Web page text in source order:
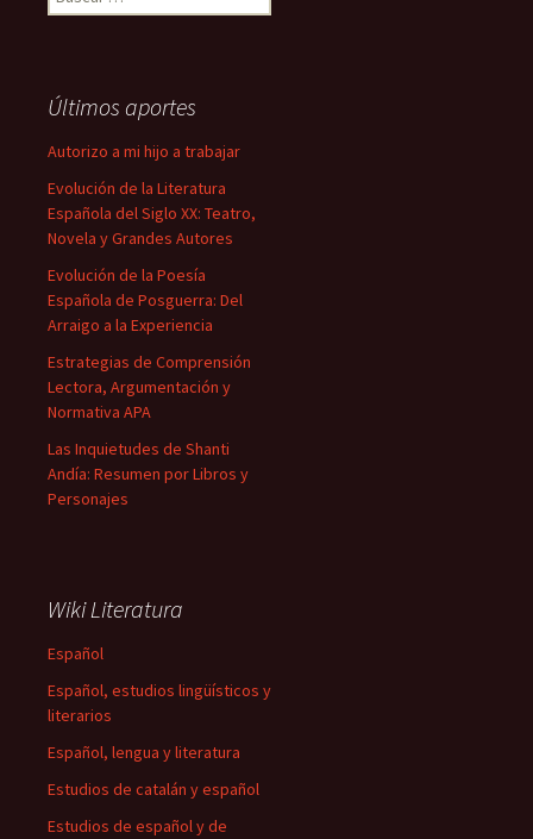
Últimos aportes
Autorizo a mi hijo a trabajar
Evolución de la Literatura
Española del Siglo XX: Teatro,
Novela y Grandes Autores
Evolución de la Poesía
Española de Posguerra: Del
Arraigo a la Experiencia
Estrategias de Comprensión
Lectora, Argumentación y
Normativa APA
Las Inquietudes de Shanti
Andía: Resumen por Libros y
Personajes
Wiki Literatura
Español
Español, estudios lingüísticos y
literarios
Español, lengua y literatura
Estudios de catalán y español
Estudios de español y de